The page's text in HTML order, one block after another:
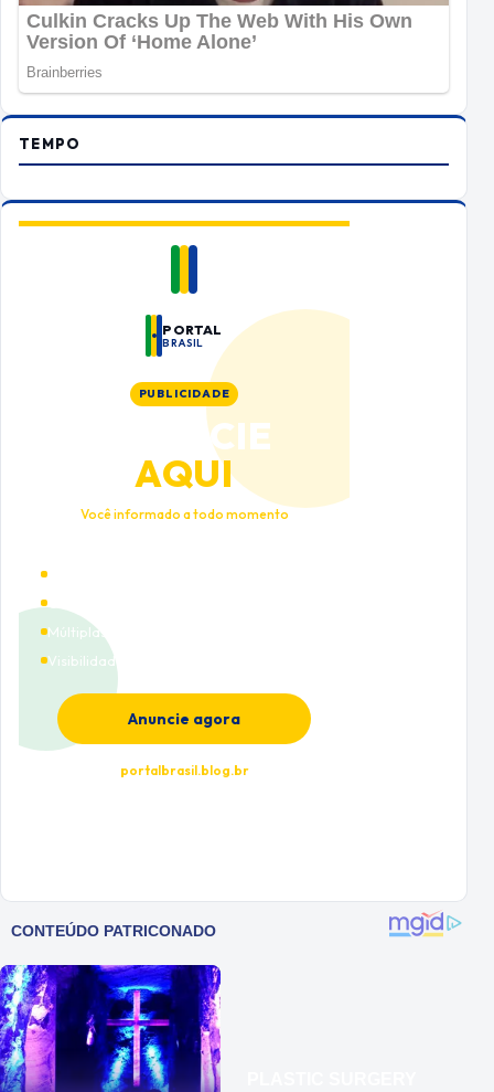
TEMPO
PORTAL
BRASIL
PUBLICIDADE
ANUNCIE
AQUI
Você informado a todo momento
Cobertura nacional
Múltiplas categorias
Visibilidade premium
Anuncie agora
portalbrasil.blog.br